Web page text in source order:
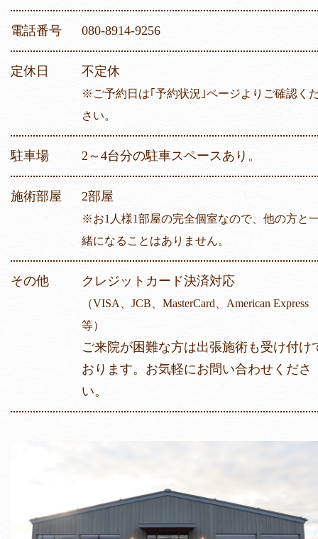
電話番号 080-8914-9256
定休日 不定休
※ご予約日は｢予約状況｣ページよりご確認く
さい。
駐車場 2～4台分の駐車スペースあり。
施術部屋 2部屋
※お1人様1部屋の完全個室なので、他の方と
緒になることはありません。
その他 クレジットカード決済対応
（VISA、JCB、MasterCard、American Express
等）
ご来院が困難な方は出張施術も受け付け
おります。お気軽にお問い合わせくださ
い。